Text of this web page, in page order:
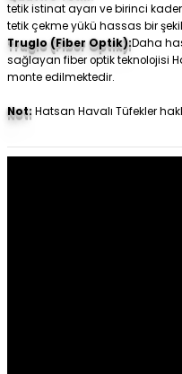
tetik istinat ayarı ve birinci
tetik çekme yükü hassas bir
Truglo (Fiber Optik):Daha
sağlayan fiber optik teknolojisi
monte edilmektedir.
Not: Hatsan Havalı Tüfekler